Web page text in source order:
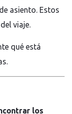
asiento. Estos
viaje.
qué está
los